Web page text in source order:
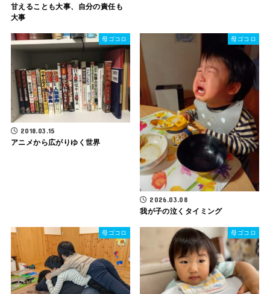
甘えることも大事、自分の責任も
大事
母ゴコロ
2018.03.15
アニメから広がりゆく世界
母ゴコロ
2026.03.08
我が子の泣くタイミング
母ゴコロ 母ゴコロ